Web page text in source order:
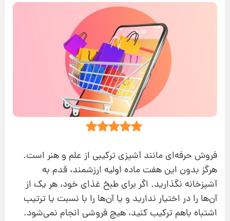
فروش حرفه‌ای مانند آشپزی ترکیبی از علم و هنر است.
هرگز بدون این هفت ماده اولیه ارزشمند، قدم به
آشپزخانه نگذارید. اگر برای طبخ غذای خود، هر یک از
آن‌ها را در اختیار ندارید و یا آن‌ها را با نسبت یا ترتیب
اشتباه با‌هم ترکیب کنید، هیچ فروشی انجام نمی‌شود.